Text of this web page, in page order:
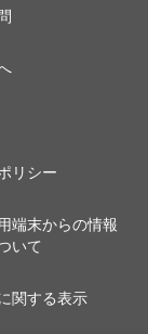
リシー
端末からの情報
いて
関する表示